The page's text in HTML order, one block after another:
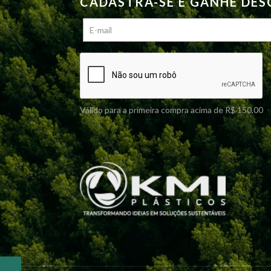
do
produto
Válido para a primeira compra acima de R$ 150,00